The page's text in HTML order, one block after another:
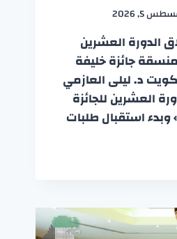
5, 2026
الدورة العشرين
منسقة جائزة خليفة
د. ليلى العازمي
العشرين للجائزة
وبدء استقبال طلبات